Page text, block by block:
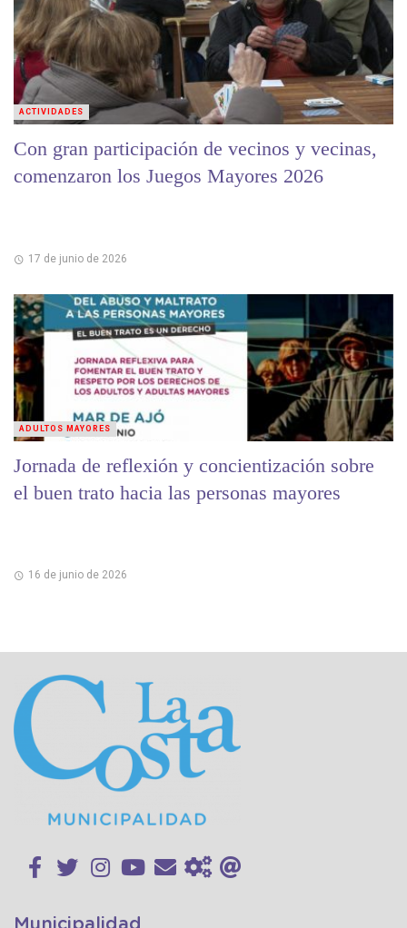
Con gran participación de vecinos y vecinas,
comenzaron los Juegos Mayores 2026
17 de junio de 2026
ACTIVIDADES
Jornada de reflexión y concientización sobre
el buen trato hacia las personas mayores
16 de junio de 2026
ADULTOS MAYORES
Municipalidad